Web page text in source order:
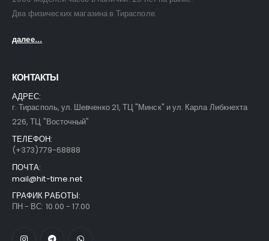
0 out of 5
43,00
0out of 5
35,00$
Два физических магазина в Тирасполе.
далее...
КОНТАКТЫ
АДРЕС:
г. Тирасполь, ул. Шевченко 21, ТЦ "Минск" и ул. Карла Либкнехта
226, ТЦ "Восточный"
ТЕЛЕФОН:
(+373)779-68888
ПОЧТА:
mail@hit-time.net
ГРАФИК РАБОТЫ:
ПН - ВС: 10.00 - 17.00